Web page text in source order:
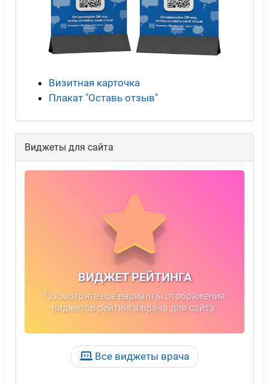
Визитная карточка
Плакат "Оставь отзыв"
Виджеты для сайта
ВИДЖЕТ РЕЙТИНГА
Посмотрите все варианты отображения
виджетов рейтинга врача для сайта.
Все виджеты врача